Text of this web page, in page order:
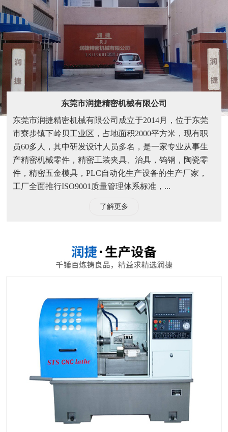
东莞市润捷精密机械有限公司
东莞市润捷精密机械有限公司成立于2014月，位于东莞
市寮步镇下岭贝工业区，占地面积2000平方米，现有职
员60多人，其中研发设计人员多名，是一家专业从事生
产精密机械零件，精密工装夹具、治具，钨钢，陶瓷零
件，精密五金模具，PLC自动化生产设备的生产厂家，
工厂全面推行ISO9001质量管理体系标准，...
了解更多